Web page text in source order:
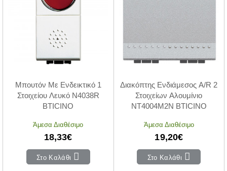
Μπουτόν Με Ενδεικτικό 1
Στοιχείου Λευκό N4038R
BTICINO
Άμεσα Διαθέσιμο
18,33€
Στο Καλάθι
Διακόπτης Ενδιάμεσος A/R 2
Στοιχείων Αλουμίνιο
NT4004M2N BTICINO
Άμεσα Διαθέσιμο
19,20€
Στο Καλάθι